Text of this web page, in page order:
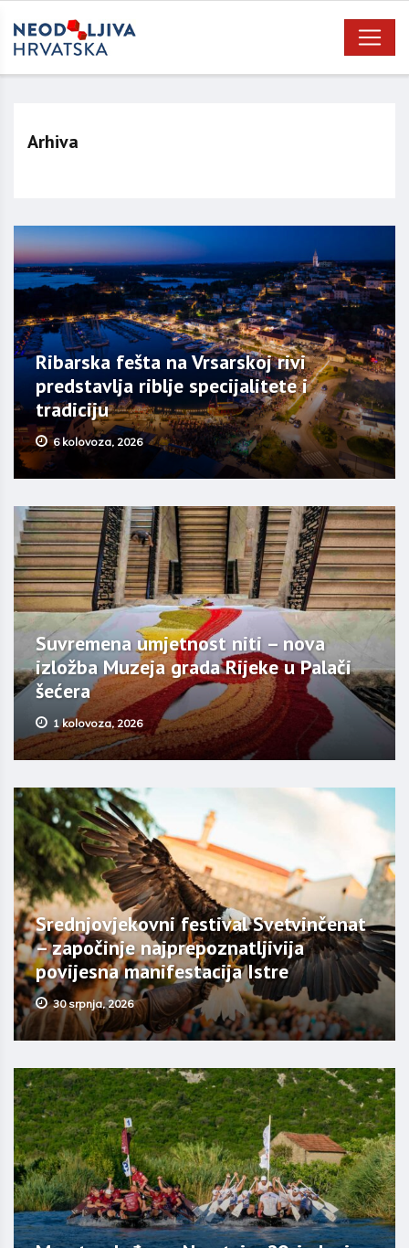
Arhiva
Ribarska fešta na Vrsarskoj rivi
predstavlja riblje specijalitete i
tradiciju
6 kolovoza, 2026
Suvremena umjetnost niti – nova
izložba Muzeja grada Rijeke u Palači
šećera
1 kolovoza, 2026
Srednjovjekovni festival Svetvinčenat
– započinje najprepoznatljivija
povijesna manifestacija Istre
30 srpnja, 2026